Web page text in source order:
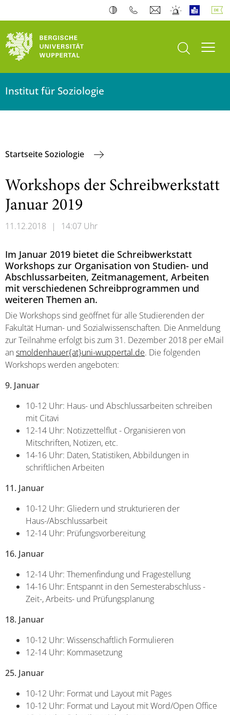
Suche öffnen
Institut für Soziologie
Startseite Soziologie
Workshops der Schreibwerkstatt
Januar 2019
11.12.2018 | 14:07 Uhr
Im Januar 2019 bietet die Schreibwerkstatt
Workshops zur Organisation von Studien- und
Abschlussarbeiten, Zeitmanagement, Arbeiten
mit verschiedenen Schreibprogrammen und
weiteren Themen an.
Die Workshops sind geöffnet für alle Studierenden der
Fakultät Human- und Sozialwissenschaften. Die Anmeldung
zur Teilnahme erfolgt bis zum 31. Dezember 2018 per eMail
an smoldenhauer{at}uni-wuppertal.de. Die folgenden
Workshops werden angeboten:
9. Januar
10-12 Uhr: Haus- und Abschlussarbeiten schreiben
mit Citavi
12-14 Uhr: Notizzettelflut - Organisieren von
Mitschriften, Notizen, etc.
14-16 Uhr: Daten, Statistiken, Abbildungen in
schriftlichen Arbeiten
11. Januar
10-12 Uhr: Gliedern und strukturieren der
Haus-/Abschlussarbeit
12-14 Uhr: Prüfungsvorbereitung
16. Januar
12-14 Uhr: Themenfindung und Fragestellung
14-16 Uhr: Entspannt in den Semesterabschluss -
Zeit-, Arbeits- und Prüfungsplanung
18. Januar
10-12 Uhr: Wissenschaftlich Formulieren
12-14 Uhr: Kommasetzung
25. Januar
10-12 Uhr: Format und Layout mit Pages
10-12 Uhr: Format und Layout mit Word/Open Office